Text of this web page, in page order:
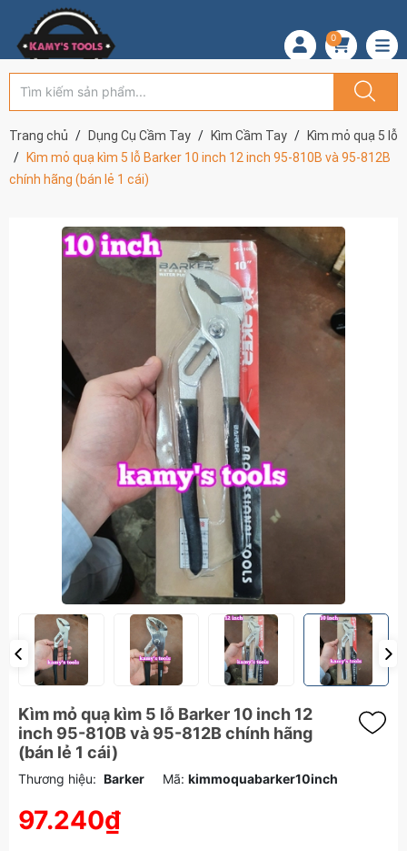
0
Trang chủ Dụng Cụ Cầm Tay Kìm Cầm Tay
Kìm mỏ quạ 5 lỗ
Kìm mỏ quạ kìm 5 lỗ Barker 10 inch 12 inch 95-810B và 95-812B
chính hãng (bán lẻ 1 cái)
Kìm mỏ quạ kìm 5 lỗ Barker 10 inch 12
inch 95-810B và 95-812B chính hãng
(bán lẻ 1 cái)
Thương hiệu: Barker Mã: kimmoquabarker10inch
97.240₫